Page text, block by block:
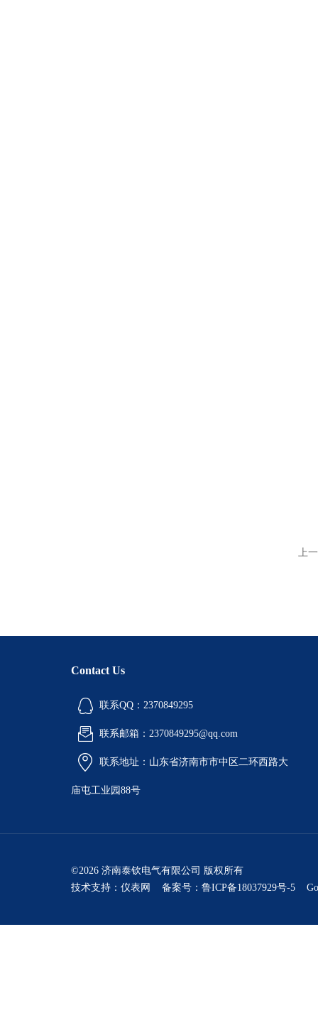
上
Contact Us
联系QQ：2370849295
联系邮箱：2370849295@qq.com
联系地址：山东省济南市市中区二环西路大
庙屯工业园88号
©2026 济南泰钦电气有限公司 版权所有
技术支持： 仪表网 备案号：鲁ICP备18037929号-5